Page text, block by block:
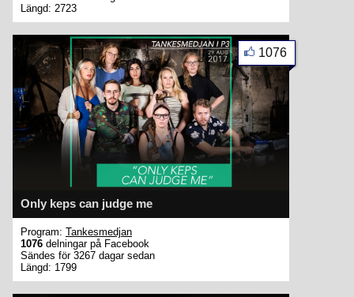
Längd: 2723
Only keps can judge me
1076
Program: Tankesmedjan
1076 delningar på Facebook
Sändes för 3267 dagar sedan
Längd: 1799